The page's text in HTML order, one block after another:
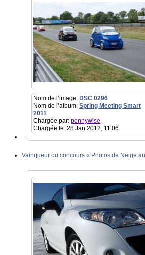
Nom de l’image: DSC 0296
Nom de l’album: Spring Meeting Smart
2011
Chargée par: pennywise
Chargée le: 28 Jan 2012, 11:06
Vainqueur du concours « Photos de Neige